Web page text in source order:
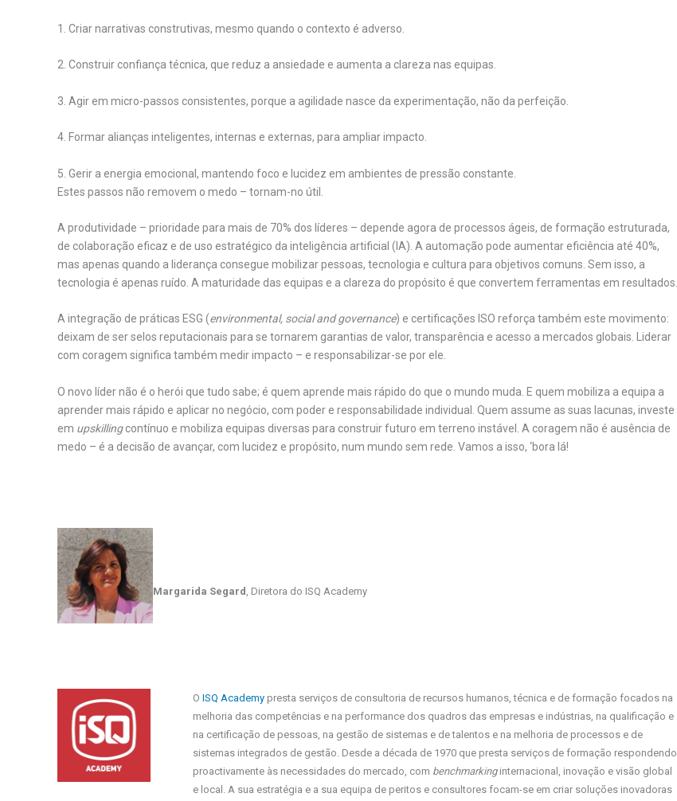
1. Criar narrativas construtivas, mesmo quando o contexto é adverso.
2. Construir confiança técnica, que reduz a ansiedade e aumenta a clareza nas equipas.
3. Agir em micro-passos consistentes, porque a agilidade nasce da experimentação, não da perfeição.
4. Formar alianças inteligentes, internas e externas, para ampliar impacto.
5. Gerir a energia emocional, mantendo foco e lucidez em ambientes de pressão constante.
Estes passos não removem o medo – tornam-no útil.
A produtividade – prioridade para mais de 70% dos líderes – depende agora de processos ágeis, de formação estruturada,
de colaboração eficaz e de uso estratégico da inteligência artificial (IA). A automação pode aumentar eficiência até 40%,
mas apenas quando a liderança consegue mobilizar pessoas, tecnologia e cultura para objetivos comuns. Sem isso, a
tecnologia é apenas ruído. A maturidade das equipas e a clareza do propósito é que convertem ferramentas em resultados.
A integração de práticas ESG (environmental, social and governance) e certificações ISO reforça também este movimento:
deixam de ser selos reputacionais para se tornarem garantias de valor, transparência e acesso a mercados globais. Liderar
com coragem significa também medir impacto – e responsabilizar-se por ele.
O novo líder não é o herói que tudo sabe; é quem aprende mais rápido do que o mundo muda. E quem mobiliza a equipa a
aprender mais rápido e aplicar no negócio, com poder e responsabilidade individual. Quem assume as suas lacunas, investe
em upskillingcontínuo e mobiliza equipas diversas para construir futuro em terreno instável. A coragem não é ausência de
medo – é a decisão de avançar, com lucidez e propósito, num mundo sem rede. Vamos a isso, ‘bora lá!
Margarida Segard , Diretora do ISQ Academy
O ISQ Academypresta serviços de consultoria de recursos humanos, técnica e de formação focados na
melhoria das competências e na performance dos quadros das empresas e indústrias, na qualificação e
na certificação de pessoas, na gestão de sistemas e de talentos e na melhoria de processos e de
sistemas integrados de gestão. Desde a década de 1970 que presta serviços de formação respondendo
proactivamente às necessidades do mercado, com benchmarkinginternacional, inovação e visão global
e local. A sua estratégia e a sua equipa de peritos e consultores focam-se em criar soluções inovadoras